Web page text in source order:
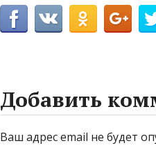
Добавить
Ваш адрес email не будет